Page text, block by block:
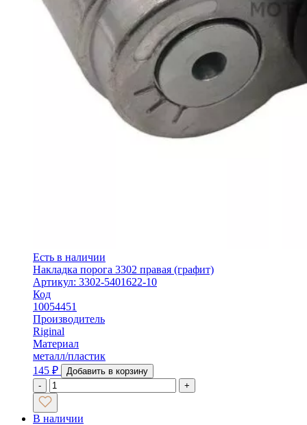
Есть в наличии
Накладка порога 3302 правая (графит)
Артикул: 3302-5401622-10
Код
10054451
Производитель
Riginal
Материал
металл/пластик
145 ₽
Добавить в корзину
-
+
В наличии